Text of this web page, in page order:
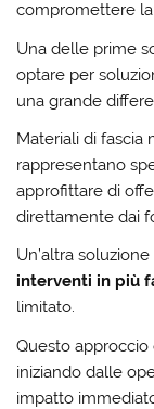
compromettere
Una delle prime
optare per
una grande
Materiali di fascia
rappresentano
approfittare di
direttamente dai
Un’altra
interventi in più
limitato.
Questo
iniziando dalle
impatto